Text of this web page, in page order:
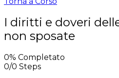
I diritti e doveri
non sposate
0% Completato
0/0 Steps